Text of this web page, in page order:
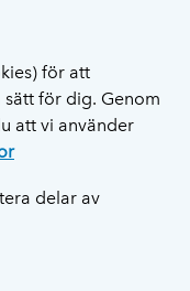
för att
för dig. Genom
att vi använder
delar av